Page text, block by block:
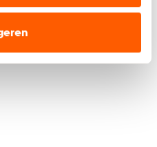
aanbiedingen zien op
om alleen de